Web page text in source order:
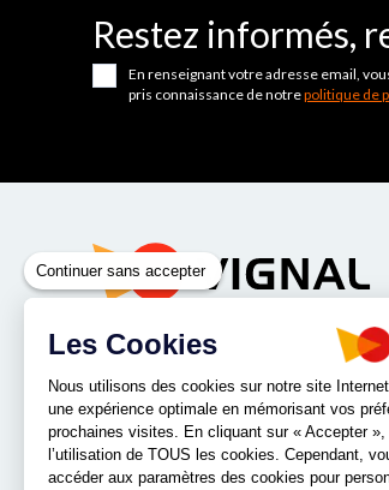
Restez informés,
En renseignant votre adresse email,
pris connaissance de notrepolitique de
Vignal Group est spécialiste de l’éclairage et
de la sécurité pour véhicules industriels.
Continuer sans accepter
Les Cookies
Nous utilisons des cookies sur notre site
une expérience optimale en mémorisant vos
prochaines visites. En cliquant sur « Accepter
l’utilisation de TOUS les cookies. Cependant,
accéder aux paramètres des cookies pour